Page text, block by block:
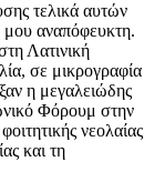
τελικά αυτών
μου αναπόφευκτη.
Λατινική
σε μικρογραφία
η μεγαλειώδης
Φόρουμ στην
νεολαίας
και τη